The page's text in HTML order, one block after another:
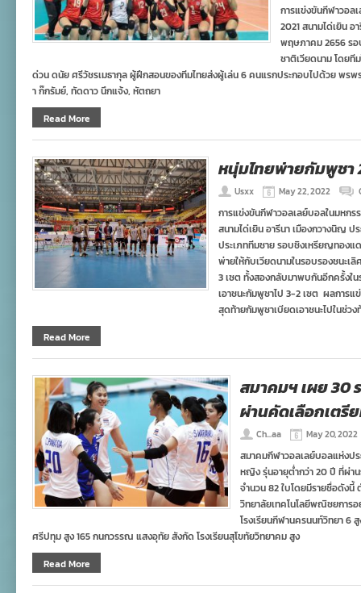
การแข่งขันกีฬาวอล
2021 สนามได่เยิน อ
พฤษภาคม 2656 รอ
ชาติเวียดนาม โดยที
ด่วน ดนัย ศรีวัชรเมธากุล ผู้ฝึกสอนของทีมไทยส่งผู้เล่น 6 คนแรกประกอบไปด้วย พ
า ก๊กรัมย์, ทัดดาว นึกแจ้ง, หัตถยา
Read More
หนุ่มไทยพ่ายกัมพูชา
Usxx May 22, 2022
การแข่งขันกีฬาวอลเลย์บอลในมหกร
สนามได่เยิน อารีนา เมืองกวางนิญ
ประเภททีมชาย รอบชิงเหรียญทอง
พ่ายให้กับเวียดนามในรอบรองชนะเ
3 เซต ทั้งสองกลับมาพบกันอีกครั้งใ
เอาชนะกัมพูชาไป 3-2 เซต ผลการ
สุดท้ายกัมพูชาเบียดเอาชนะไปในช่ว
Read More
สมาคมฯ เผย
ผ่านคัดเลือกเตรี
Ch...aa May 20, 2022
สมาคมกีฬาวอลเลย์บอลแห่งป
หญิง รุ่นอายุต่ำกว่า 20 ปี ที่ผ่า
จำนวน 82 ใบโดยมีรายชื่อดัง
วิทยาลัยเทคโนโลยีพณิชยการ
โรงเรียนกีฬานครนนท์วิทยา 6
ศรีปทุม สูง 165 กนกวรรณ แสงอุทัย สังกัด โรงเรียนสุโขทัยวิทยาคม สูง
Read More